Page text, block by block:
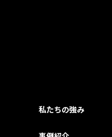
私たちの強み